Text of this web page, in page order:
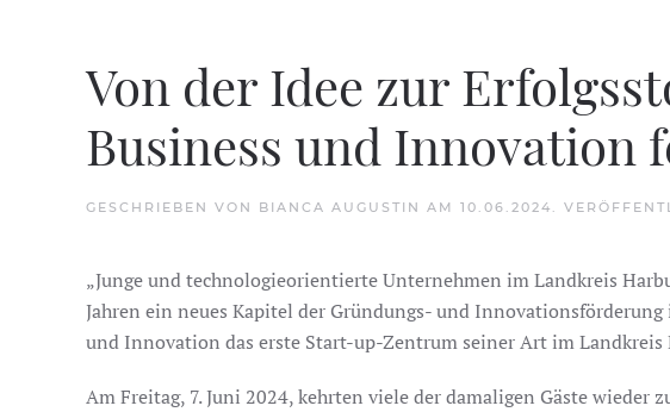
Von der Idee zur
Business und Innovation
GESCHRIEBEN VON BIANCA AUGUSTIN AM 10.06.2024 .
„Junge und technologieorientierte Unternehmen im Landkreis
Jahren ein neues Kapitel der Gründungs- und
und Innovation das erste Start-up-Zentrum seiner Art im
Am Freitag, 7. Juni 2024, kehrten viele der damaligen Gäste